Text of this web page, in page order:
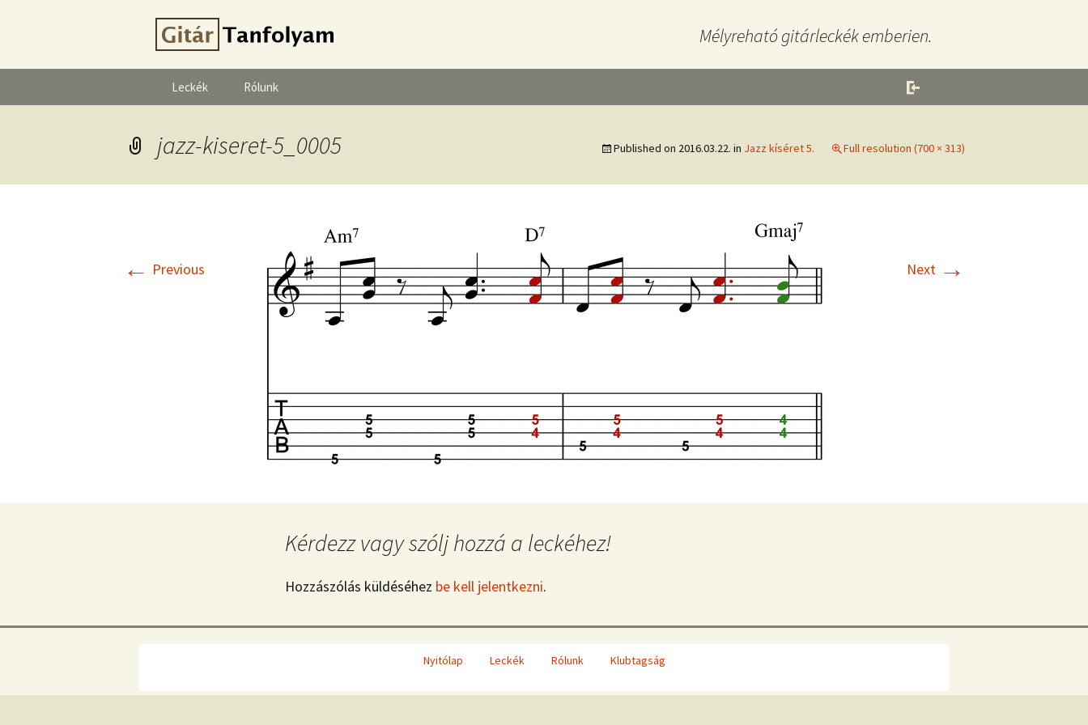
Mélyreható gitárleckék emberien.
Leckék Rólunk
jazz-kiseret-5_0005 Published on 2016.03.22. in Jazz kíséret 5. Full resolution (700 × 313)
← Previous Next →
Kérdezz vagy szólj hozzá a leckéhez!
Hozzászólás küldéséhez be kell jelentkezni.
Nyitólap Leckék Rólunk Klubtagság